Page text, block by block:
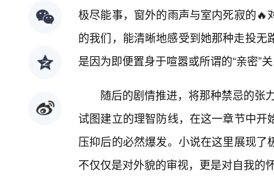
极尽能事，窗外的雨声与室内死寂的
的我们，能清晰地感受到她那种走投
是因为即便置身于喧嚣或所谓的“亲密”
随后的剧情推进，将那种禁忌的张
试图建立的理智防线，在这一章节中
压抑后的必然爆发。小说在这里展现
不仅仅是对外貌的审视，更是对自我的